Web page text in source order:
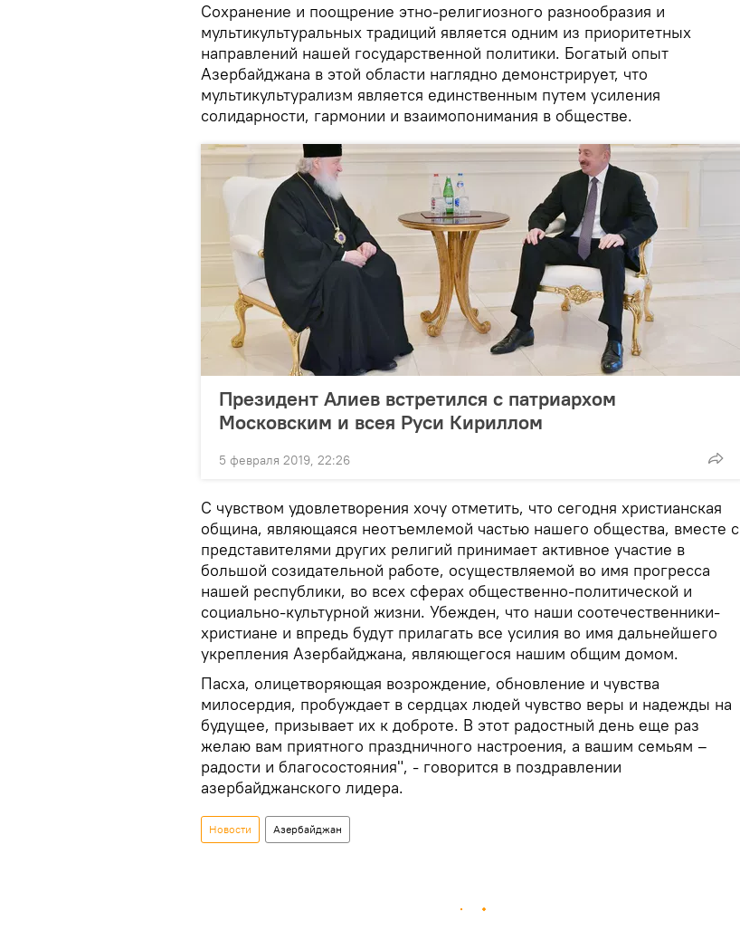
Сохранение и поощрение этно-религиозного разнообразия и
мультикультуральных традиций является одним из приоритетных
направлений нашей государственной политики. Богатый опыт
Азербайджана в этой области наглядно демонстрирует, что
мультикультурализм является единственным путем усиления
солидарности, гармонии и взаимопонимания в обществе.
Президент Алиев встретился с патриархом
Московским и всея Руси Кириллом
5 февраля 2019, 22:26
С чувством удовлетворения хочу отметить, что сегодня христианская
община, являющаяся неотъемлемой частью нашего общества, вместе с
представителями других религий принимает активное участие в
большой созидательной работе, осуществляемой во имя прогресса
нашей республики, во всех сферах общественно-политической и
социально-культурной жизни. Убежден, что наши соотечественники-
христиане и впредь будут прилагать все усилия во имя дальнейшего
укрепления Азербайджана, являющегося нашим общим домом.
Пасха, олицетворяющая возрождение, обновление и чувства
милосердия, пробуждает в сердцах людей чувство веры и надежды на
будущее, призывает их к доброте. В этот радостный день еще раз
желаю вам приятного праздничного настроения, а вашим семьям –
радости и благосостояния", - говорится в поздравлении
азербайджанского лидера.
Новости Азербайджан